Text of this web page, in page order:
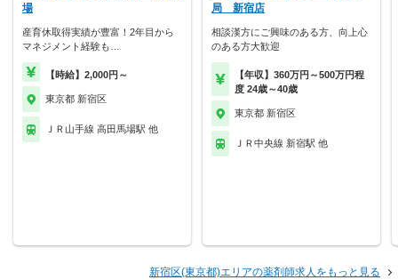
場
産育休取得実績が豊富！2年目から
マネジメント経験も…
【時給】2,000円～
東京都 新宿区
ＪＲ山手線 高田馬場駅 他
局 新宿店
相談漢方にご興味のある方、向上心
のある方大歓迎
【年収】360万円～500万円程
度 24歳～40歳
東京都 新宿区
ＪＲ中央線 新宿駅 他
新宿区(東京都)エリアの薬剤師求人をもっと見る